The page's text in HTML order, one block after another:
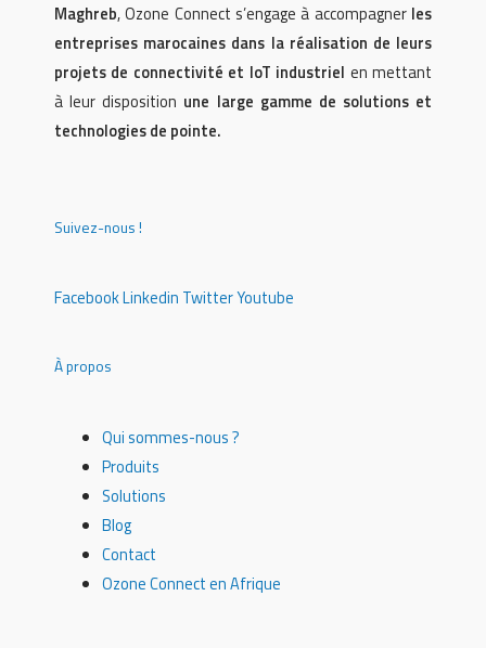
Maghreb, Ozone Connect s’engage à accompagner les
entreprises marocaines dans la réalisation de leurs
projets de connectivité et IoT industriel en mettant
à leur disposition une large gamme de solutions et
technologies de pointe.
Suivez-nous !
FacebookLinkedin TwitterYoutube
À propos
Qui sommes-nous ?
Produits
Solutions
Blog
Contact
Ozone Connect en Afrique